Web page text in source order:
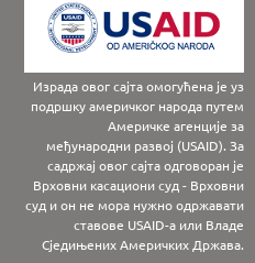
Израда овог сајта омогућена је уз
подршку америчког народа путем
Америчке агенције за
међународни развој (USAID). За
садржај овог сајта одговоран је
Врховни касациони суд - Врховни
суд и он не мора нужно одржавати
ставове USAID-а или Владе
Сједињених Америчких Држава.